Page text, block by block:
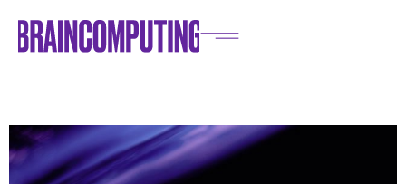
Home/ Blog/PMI/
Protezione rete aziendale: 5 soluzioni per evitare rischi